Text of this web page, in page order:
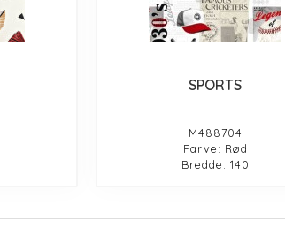
SPORTS
M488704
Farve: Rød
Bredde: 140